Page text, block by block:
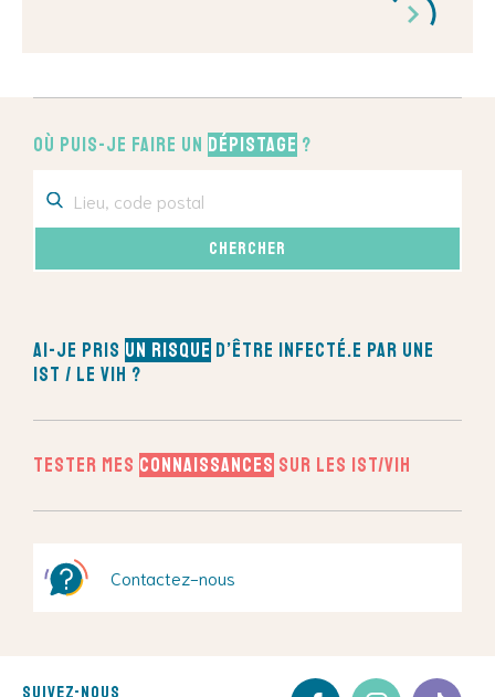
Où puis-je faire un dépistage ?
Ai-je pris un risque d’être infecté.e par une
IST / le VIH ?
Tester mes connaissances sur les IST/VIH
Contactez-nous
Suivez-nous